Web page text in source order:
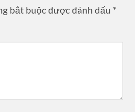
bắt buộc được đánh dấu *